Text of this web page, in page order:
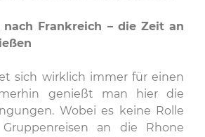
nach Frankreich – die Zeit an
sich wirklich immer für einen
genießt man hier die
Wobei es keine Rolle
an die Rhone